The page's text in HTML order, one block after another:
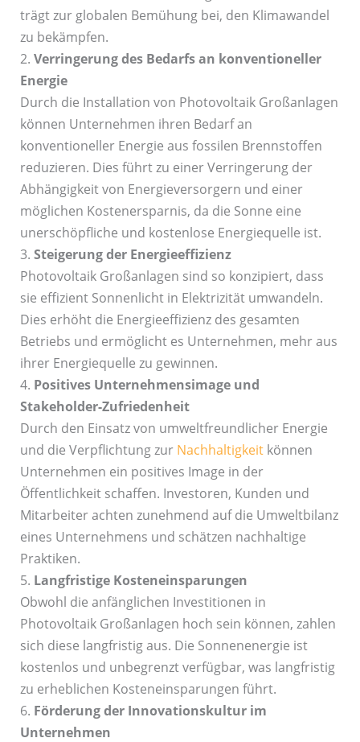
trägt zur globalen Bemühung bei, den Klimawandel
zu bekämpfen.
2. Verringerung des Bedarfs an konventioneller
Energie
Durch die Installation von Photovoltaik Großanlagen
können Unternehmen ihren Bedarf an
konventioneller Energie aus fossilen Brennstoffen
reduzieren. Dies führt zu einer Verringerung der
Abhängigkeit von Energieversorgern und einer
möglichen Kostenersparnis, da die Sonne eine
unerschöpfliche und kostenlose Energiequelle ist.
3. Steigerung der Energieeffizienz
Photovoltaik Großanlagen sind so konzipiert, dass
sie effizient Sonnenlicht in Elektrizität umwandeln.
Dies erhöht die Energieeffizienz des gesamten
Betriebs und ermöglicht es Unternehmen, mehr aus
ihrer Energiequelle zu gewinnen.
4. Positives Unternehmensimage und
Stakeholder-Zufriedenheit
Durch den Einsatz von umweltfreundlicher Energie
und die Verpflichtung zur Nachhaltigkeitkönnen
Unternehmen ein positives Image in der
Öffentlichkeit schaffen. Investoren, Kunden und
Mitarbeiter achten zunehmend auf die Umweltbilanz
eines Unternehmens und schätzen nachhaltige
Praktiken.
5. Langfristige Kosteneinsparungen
Obwohl die anfänglichen Investitionen in
Photovoltaik Großanlagen hoch sein können, zahlen
sich diese langfristig aus. Die Sonnenenergie ist
kostenlos und unbegrenzt verfügbar, was langfristig
zu erheblichen Kosteneinsparungen führt.
6. Förderung der Innovationskultur im
Unternehmen